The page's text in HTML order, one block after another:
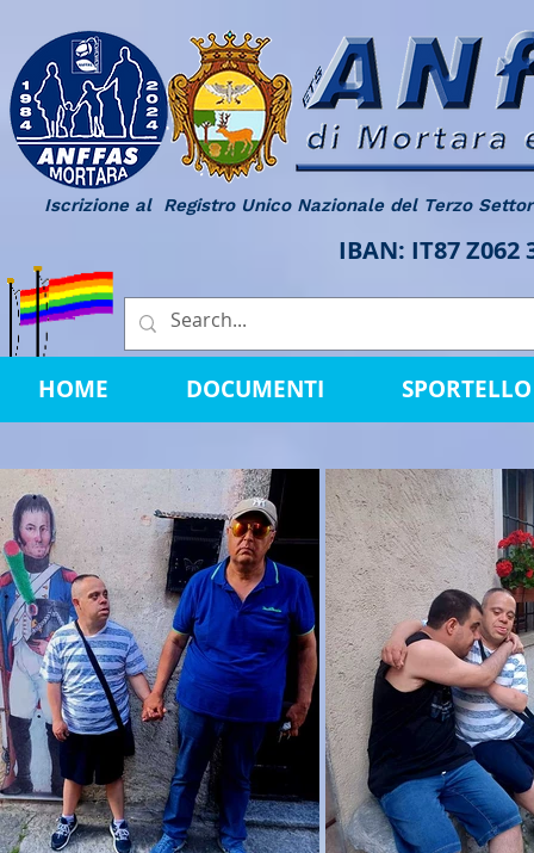
Iscrizione al Registro Unico Nazionale del Terzo
IBAN: IT87
HOME DOCUMENTI